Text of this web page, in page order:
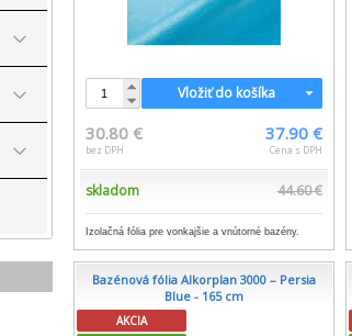
Vložiť do košíka
30.80 €
bez DPH
37.90 €
Cena s DPH
skladom 44.60 €
Izolačná fólia pre vonkajšie a vnútorné bazény.
Bazénová fólia Alkorplan 3000 – Persia
Blue - 165 cm
AKCIA